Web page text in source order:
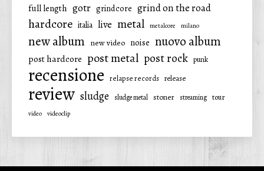
full length gotr grindcore grind on the road
hardcore italia live metal metalcore milano
new album new video noise nuovo album
post hardcore post metal post rock punk
recensione relapse records release
review sludge sludge metal stoner streaming tour
video videoclip